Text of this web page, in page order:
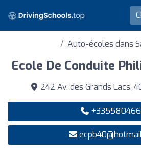
Auto-écoles dans
Ecole De Conduite
242 Av. des Grands Lacs,